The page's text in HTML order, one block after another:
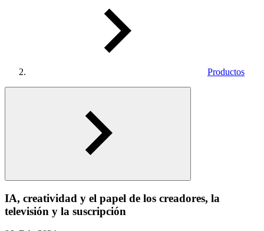
Productos
IA, creatividad y el papel de los creadores, la
televisión y la suscripción